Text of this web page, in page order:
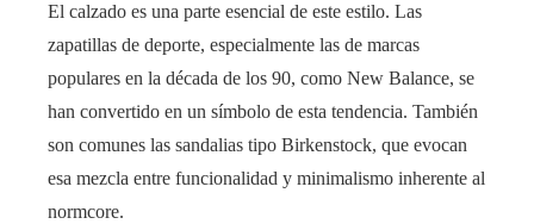
El calzado es una parte esencial de este estilo. Las
zapatillas de deporte, especialmente las de marcas
populares en la década de los 90, como New Balance, se
han convertido en un símbolo de esta tendencia. También
son comunes las sandalias tipo Birkenstock, que evocan
esa mezcla entre funcionalidad y minimalismo inherente al
normcore.